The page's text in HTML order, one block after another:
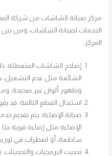
مركز صيانة الشاشات من شركة
الخدمات لصيانة الشاشات، ومن
المركز:
إصلاح الشاشات المتعطلة:
الشائعة مثل عدم
وظهور ألوان غير صحيحة،
استبدال القطع التالفة: قد
صيانة الإضاءة: يتم تقديم
الإضاءة مثل إضاءة قوية
ساطعة، أو اضطراب في
تحديث البرمجيات والتحديثات: